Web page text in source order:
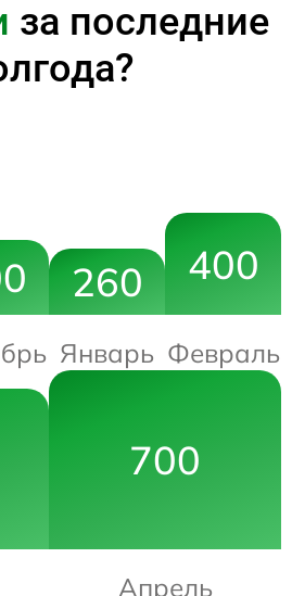
за последние
260
Январь
400
Февраль
700
Апрель